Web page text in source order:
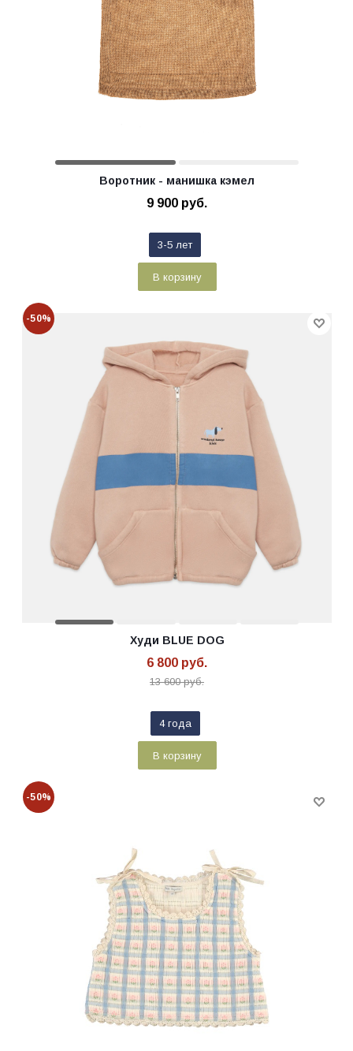
Воротник - манишка кэмел
9 900 руб.
3-5 лет
В корзину
-50%
Худи BLUE DOG
6 800 руб.
13 600руб.
4 года
В корзину
-50%